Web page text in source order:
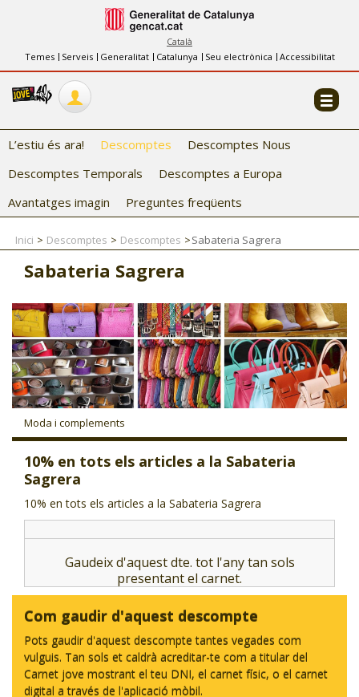
Català
Temes
Serveis Generalitat Catalunya Seu electrònica Accessibilitat
INFORMACIÓ
FES-TE EL CJ
COL·LABORADORS
CJ ADOLESCENTS
CJ EMANCIPACIÓ
CJ SALUT
CJ INTERNACIONAL
CJ LOCAL
T'INTERESSA #SOMJOVES
L’estiu és ara! Descomptes
Descomptes Nous
Descomptes Temporals
Descomptes a Europa
Avantatges imagin
Preguntes freqüents
Inici Descomptes Descomptes Sabateria Sagrera
Sabateria Sagrera
Moda i complements
10% en tots els articles a la Sabateria
Sagrera
10% en tots els articles a la Sabateria Sagrera
Gaudeix d'aquest dte. tot l'any tan sols
presentant el carnet.
Com gaudir d'aquest descompte
Pots gaudir d'aquest descompte tantes vegades com
vulguis. Tan sols et caldrà acreditar-te com a titular del
Carnet jove mostrant el teu DNI, el carnet físic, o el carnet
digital a través de l'aplicació mòbil.